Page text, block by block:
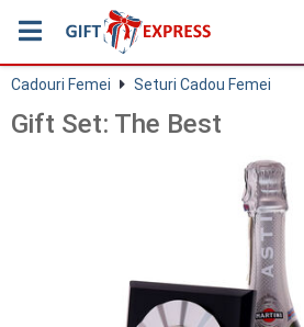
Cadouri Femei Seturi Cadou Femei
Gift Set: The Best